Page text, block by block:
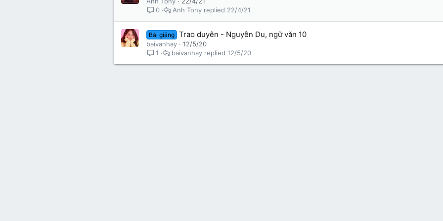
0
22/4/21
Anh Tony
Bài giảng Trao duyên - Nguyễn Du, ngữ văn 10
baivanhay
12/5/20
1
12/5/20
baivanhay